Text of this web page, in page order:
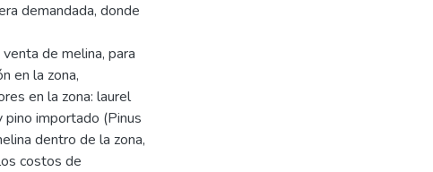
demandada, donde
de melina, para
en la zona,
en la zona: laurel
pino importado (Pinus
dentro de la zona,
costos de